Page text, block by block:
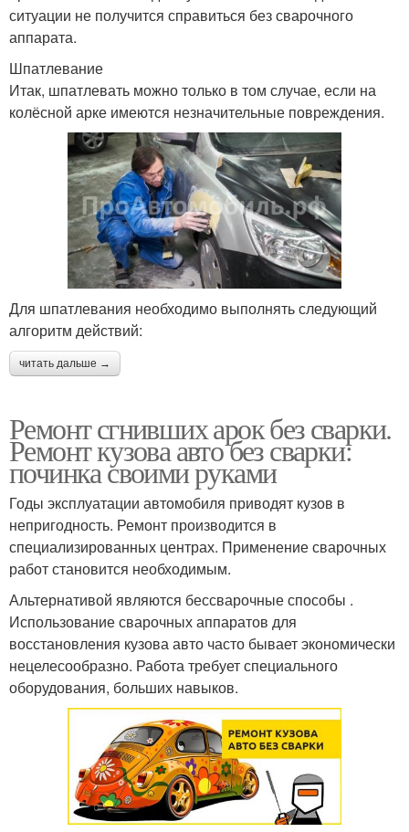
ситуации не получится справиться без сварочного
аппарата.
Шпатлевание
Итак, шпатлевать можно только в том случае, если на
колёсной арке имеются незначительные повреждения.
Для шпатлевания необходимо выполнять следующий
алгоритм действий:
читать дальше →
Ремонт сгнивших арок без сварки.
Ремонт кузова авто без сварки:
починка своими руками
Годы эксплуатации автомобиля приводят кузов в
непригодность. Ремонт производится в
специализированных центрах. Применение сварочных
работ становится необходимым.
Альтернативой являются бессварочные способы .
Использование сварочных аппаратов для
восстановления кузова авто часто бывает экономически
нецелесообразно. Работа требует специального
оборудования, больших навыков.